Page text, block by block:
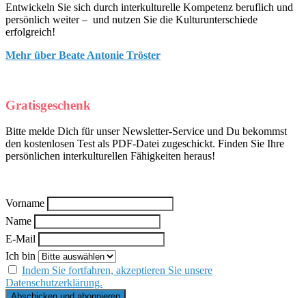
Entwickeln Sie sich durch interkulturelle Kompetenz beruflich und
persönlich weiter – und nutzen Sie die Kulturunterschiede
erfolgreich!
Mehr über Beate Antonie Tröster
Gratisgeschenk
Bitte melde Dich für unser Newsletter-Service und Du bekommst
den kostenlosen Test als PDF-Datei zugeschickt. Finden Sie Ihre
persönlichen interkulturellen Fähigkeiten heraus!
Vorname
Name
E-Mail
Ich bin
Indem Sie fortfahren, akzeptieren Sie unsere
Datenschutzerklärung.